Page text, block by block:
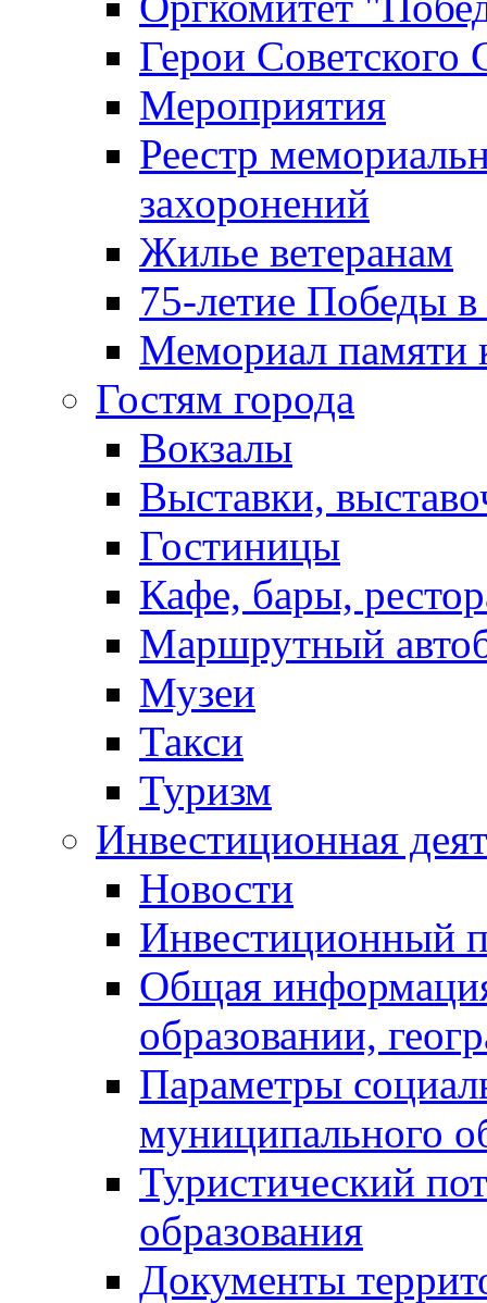
Герои Советского
Мероприятия
Реестр
захоронений
Жилье ветеранам
75-летие Победы
Мемориал памяти
Гостям города
Вокзалы
Выставки,
Гостиницы
Кафе, бары,
Маршрутный
Музеи
Такси
Туризм
Инвестиционная
Новости
Инвестиционный
Общая
образовании,
Параметры
муниципального
Туристический
образования
Документы